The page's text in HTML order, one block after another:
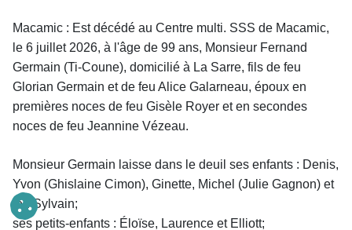
Macamic : Est décédé au Centre multi. SSS de Macamic,
le 6 juillet 2026, à l'âge de 99 ans, Monsieur Fernand
Germain (Ti-Coune), domicilié à La Sarre, fils de feu
Glorian Germain et de feu Alice Galarneau, époux en
premières noces de feu Gisèle Royer et en secondes
noces de feu Jeannine Vézeau.
Monsieur Germain laisse dans le deuil ses enfants : Denis,
Yvon (Ghislaine Cimon), Ginette, Michel (Julie Gagnon) et
feu Sylvain;
ses petits-enfants : Éloïse, Laurence et Elliott;